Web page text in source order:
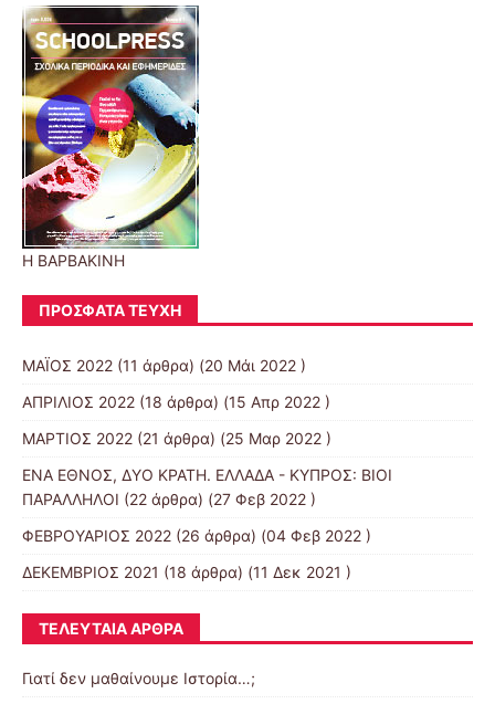
Η ΒΑΡΒΑΚΙΝΗ
ΠΡΌΣΦΑΤΑ ΤΕΎΧΗ
ΜΑΪΟΣ 2022 (11 άρθρα) (20 Μάι 2022 )
ΑΠΡΙΛΙΟΣ 2022 (18 άρθρα) (15 Απρ 2022 )
ΜΑΡΤΙΟΣ 2022 (21 άρθρα) (25 Μαρ 2022 )
ΕΝΑ ΕΘΝΟΣ, ΔΥΟ ΚΡΑΤΗ. ΕΛΛΑΔΑ - ΚΥΠΡΟΣ: ΒΙΟΙ
ΠΑΡΑΛΛΗΛΟΙ (22 άρθρα) (27 Φεβ 2022 )
ΦΕΒΡΟΥΑΡΙΟΣ 2022 (26 άρθρα) (04 Φεβ 2022 )
ΔΕΚΕΜΒΡΙΟΣ 2021 (18 άρθρα) (11 Δεκ 2021 )
ΤΕΛΕΥΤΑΊΑ ΆΡΘΡΑ
Γιατί δεν μαθαίνουμε Ιστορία…;